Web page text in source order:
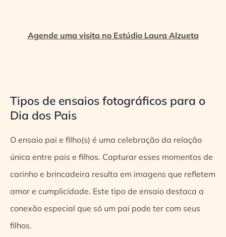
Agende uma visita no Estúdio Laura Alzueta
Tipos de ensaios fotográficos para o
Dia dos Pais
O ensaio pai e filho(s) é uma celebração da relação
única entre pais e filhos. Capturar esses momentos de
carinho e brincadeira resulta em imagens que refletem
amor e cumplicidade. Este tipo de ensaio destaca a
conexão especial que só um pai pode ter com seus
filhos.